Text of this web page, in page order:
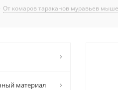
От комаров тараканов муравьев
материал